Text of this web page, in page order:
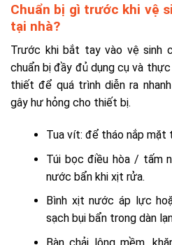
Chuẩn bị gì trước khi vệ
tại nhà?
Trước khi bắt tay vào vệ sinh
chuẩn bị đầy đủ dụng cụ và
thiết để quá trình diễn ra
gây hư hỏng cho thiết bị.
Tua vít: để tháo nắp mặt
Túi bọc điều hòa / tấm
nước bẩn khi xịt rửa.
Bình xịt nước áp lực
sạch bụi bẩn trong dàn